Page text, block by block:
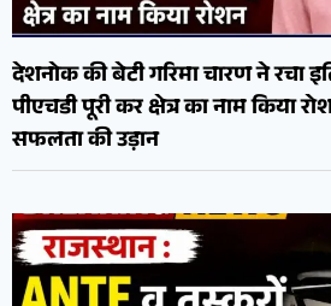
देशनोक की बेटी गरिमा चारण ने रचा
पीएचडी पूरी कर क्षेत्र का नाम किया
सफलता की उड़ान